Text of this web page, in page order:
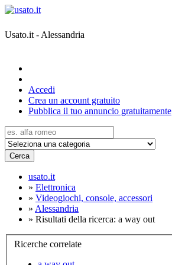
Usato.it - Alessandria
Accedi
Crea un account gratuito
Pubblica il tuo annuncio gratuitamente
Cerca
usato.it
» Elettronica
» Videogiochi, console, accessori
» Alessandria
» Risultati della ricerca: a way out
Ricerche correlate